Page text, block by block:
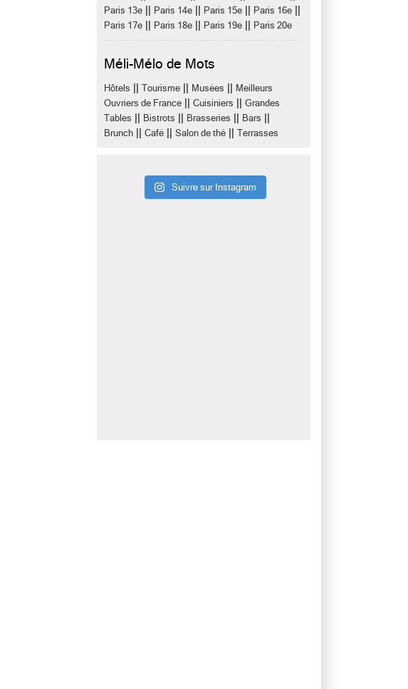
Paris 13e Paris 14e Paris 15e Paris 16e
Paris 17e Paris 18e Paris 19e Paris 20e
Méli-Mélo de Mots
Hôtels Tourisme Musées
Meilleurs
Ouvriers de France
Cuisiniers
Grandes
Tables
Bistrots Brasseries Bars
Brunch Café Salon de thé Terrasses
Suivre sur Instagram